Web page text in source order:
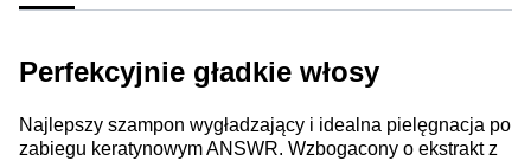
Perfekcyjnie gładkie włosy
Najlepszy szampon wygładzający i idealna pielęgnacja po
zabiegu keratynowym ANSWR. Wzbogacony o ekstrakt z